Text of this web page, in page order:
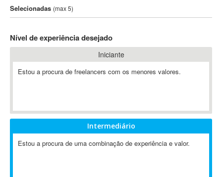
3DS Max
3GSM
802.11
A-GPS
ABAP
Abaqus
ABBYY FineReader
Selecionadas (max 5)
Nível de experiência desejado
Iniciante
Estou a procura de freelancers com os menores valores.
Intermediário
Estou a procura de uma combinação de experiência e valor.